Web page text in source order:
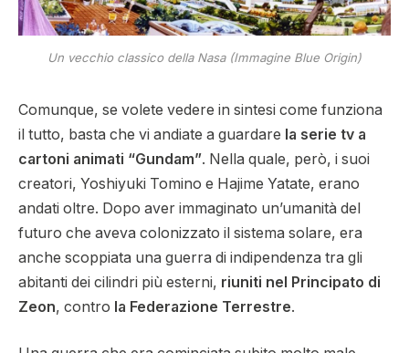
Un vecchio classico della Nasa (Immagine Blue Origin)
Comunque, se volete vedere in sintesi come funziona
il tutto, basta che vi andiate a guardare la serie tv a
cartoni animati “Gundam”. Nella quale, però, i suoi
creatori, Yoshiyuki Tomino e Hajime Yatate, erano
andati oltre. Dopo aver immaginato un’umanità del
futuro che aveva colonizzato il sistema solare, era
anche scoppiata una guerra di indipendenza tra gli
abitanti dei cilindri più esterni, riuniti nel Principato di
Zeon, contro la Federazione Terrestre.